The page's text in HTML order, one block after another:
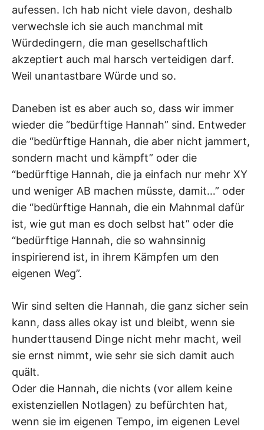
aufessen. Ich hab nicht viele davon, deshalb
verwechsle ich sie auch manchmal mit
Würdedingern, die man gesellschaftlich
akzeptiert auch mal harsch verteidigen darf.
Weil unantastbare Würde und so.
Daneben ist es aber auch so, dass wir immer
wieder die “bedürftige Hannah” sind. Entweder
die “bedürftige Hannah, die aber nicht jammert,
sondern macht und kämpft” oder die
“bedürftige Hannah, die ja einfach nur mehr XY
und weniger AB machen müsste, damit…” oder
die “bedürftige Hannah, die ein Mahnmal dafür
ist, wie gut man es doch selbst hat” oder die
“bedürftige Hannah, die so wahnsinnig
inspirierend ist, in ihrem Kämpfen um den
eigenen Weg”.
Wir sind selten die Hannah, die ganz sicher sein
kann, dass alles okay ist und bleibt, wenn sie
hunderttausend Dinge nicht mehr macht, weil
sie ernst nimmt, wie sehr sie sich damit auch
quält.
Oder die Hannah, die nichts (vor allem keine
existenziellen Notlagen) zu befürchten hat,
wenn sie im eigenen Tempo, im eigenen Level